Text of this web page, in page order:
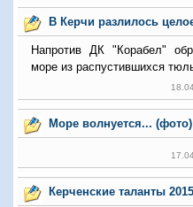
В Керчи разлилось
Напротив ДК "Корабел"
море из распустившихся
Море волнуется... (фото)
Керченские таланты